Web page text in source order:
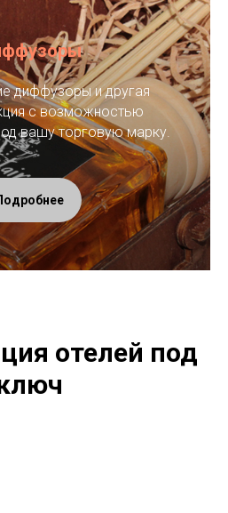
диффузоры и другая
с возможностью
вашу торговую марку.
отелей под